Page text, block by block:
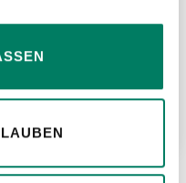
1261